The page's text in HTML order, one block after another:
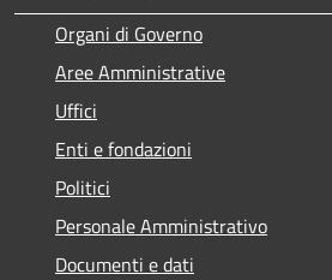
Organi di Governo
Aree Amministrative
Uffici
Enti e fondazioni
Politici
Personale Amministrativo
Documenti e dati